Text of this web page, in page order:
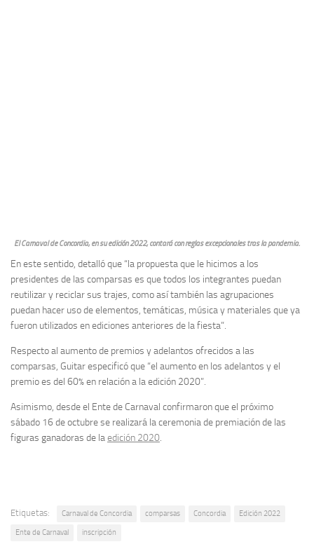
El Carnaval de Concordia, en su edición 2022, contará con reglas excepcionales tras la pandemia.
En este sentido, detalló que “la propuesta que le hicimos a los
presidentes de las comparsas es que todos los integrantes puedan
reutilizar y reciclar sus trajes, como así también las agrupaciones
puedan hacer uso de elementos, temáticas, música y materiales que ya
fueron utilizados en ediciones anteriores de la fiesta”.
Respecto al aumento de premios y adelantos ofrecidos a las
comparsas, Guitar especificó que “el aumento en los adelantos y el
premio es del 60% en relación a la edición 2020”.
Asimismo, desde el Ente de Carnaval confirmaron que el próximo
sábado 16 de octubre se realizará la ceremonia de premiación de las
figuras ganadoras de laedición 2020.
Etiquetas: Carnaval de Concordia comparsas Concordia Edición 2022
Ente de Carnaval inscripción